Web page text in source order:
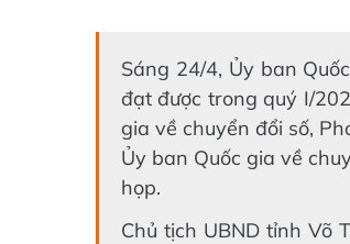
Sáng 24/4, Ủy ban
đạt được trong quý I/
gia về chuyển đổi số,
Ủy ban Quốc gia về
họp.
Chủ tịch UBND tỉnh Võ